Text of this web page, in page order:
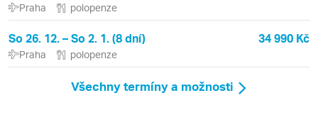
Praha polopenze
So 26. 12. – So 2. 1. (8 dní) 34 990 Kč
Praha polopenze
Všechny termíny a možnosti